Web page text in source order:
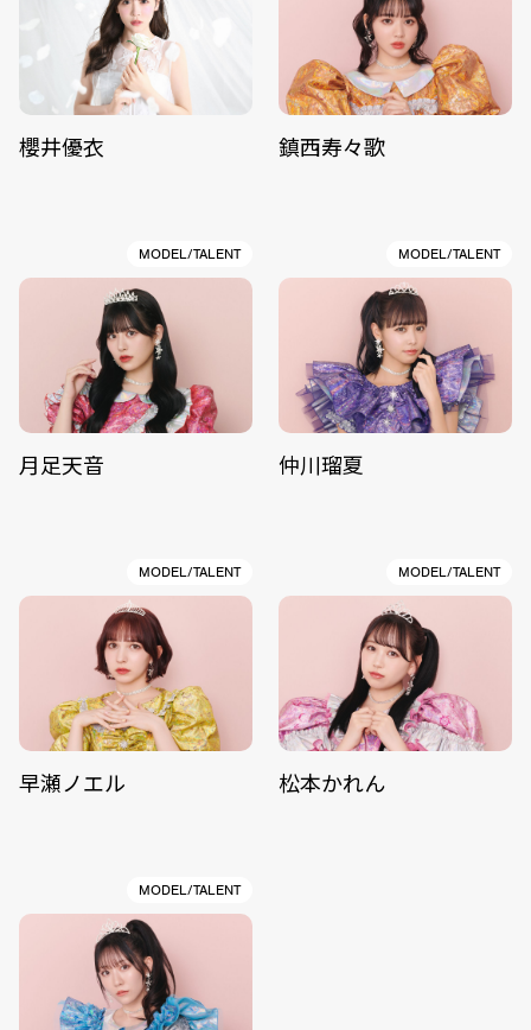
櫻井優衣 鎮西寿々歌
MODEL/TALENT
月足天音
MODEL/TALENT
仲川瑠夏
MODEL/TALENT
早瀬ノエル
MODEL/TALENT
松本かれん
MODEL/TALENT